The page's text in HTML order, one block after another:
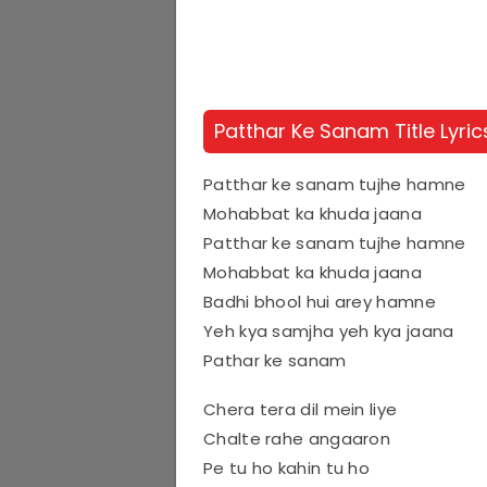
Patthar Ke Sanam Title
Patthar ke sanam tujhe hamne
Mohabbat ka khuda jaana
Patthar ke sanam tujhe hamne
Mohabbat ka khuda jaana
Badhi bhool hui arey hamne
Yeh kya samjha yeh kya jaana
Pathar ke sanam
Chera tera dil mein liye
Chalte rahe angaaron
Pe tu ho kahin tu ho